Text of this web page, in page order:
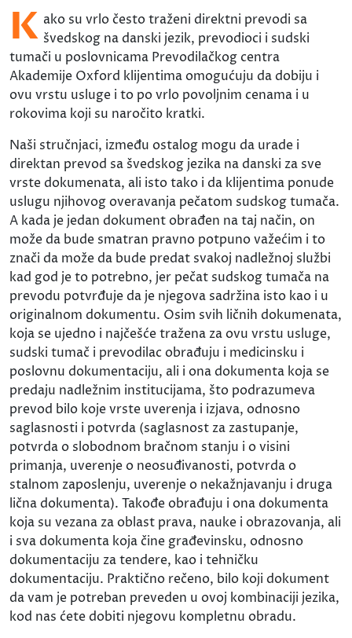
K ako su vrlo često traženi direktni prevodi sa
švedskog na danski jezik, prevodioci i sudski
tumači u poslovnicama Prevodilačkog centra
Akademije Oxford klijentima omogućuju da dobiju i
ovu vrstu usluge i to po vrlo povoljnim cenama i u
rokovima koji su naročito kratki.
Naši stručnjaci, između ostalog mogu da urade i
direktan prevod sa švedskog jezika na danski za sve
vrste dokumenata, ali isto tako i da klijentima ponude
uslugu njihovog overavanja pečatom sudskog tumača.
A kada je jedan dokument obrađen na taj način, on
može da bude smatran pravno potpuno važećim i to
znači da može da bude predat svakoj nadležnoj službi
kad god je to potrebno, jer pečat sudskog tumača na
prevodu potvrđuje da je njegova sadržina isto kao i u
originalnom dokumentu. Osim svih ličnih dokumenata,
koja se ujedno i najčešće tražena za ovu vrstu usluge,
sudski tumač i prevodilac obrađuju i medicinsku i
poslovnu dokumentaciju, ali i ona dokumenta koja se
predaju nadležnim institucijama, što podrazumeva
prevod bilo koje vrste uverenja i izjava, odnosno
saglasnosti i potvrda (saglasnost za zastupanje,
potvrda o slobodnom bračnom stanju i o visini
primanja, uverenje o neosuđivanosti, potvrda o
stalnom zaposlenju, uverenje o nekažnjavanju i druga
lična dokumenta). Takođe obrađuju i ona dokumenta
koja su vezana za oblast prava, nauke i obrazovanja, ali
i sva dokumenta koja čine građevinsku, odnosno
dokumentaciju za tendere, kao i tehničku
dokumentaciju. Praktično rečeno, bilo koji dokument
da vam je potreban preveden u ovoj kombinaciji jezika,
kod nas ćete dobiti njegovu kompletnu obradu.